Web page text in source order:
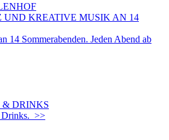
UND KREATIVE MUSIK AN 14
14 Sommerabenden. Jeden Abend ab
& DRINKS
Drinks. >>